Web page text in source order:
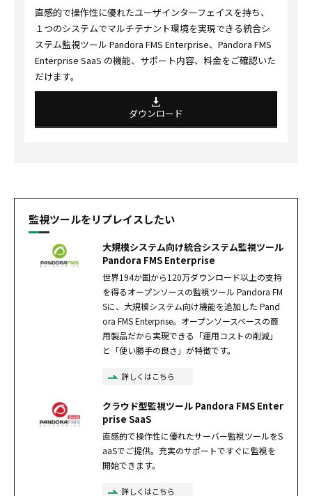
直感的で操作性に優れたユーザインターフェイスを持ち、
１つのシステムでマルチテナント環境を実現できる統合シ
ステム監視ツール Pandora FMS Enterprise、Pandora FMS
Enterprise SaaS の機能、サポート内容、料金をご確認いた
だけます。
ダウンロード
監視ツールをリプレイスしたい
大規模システム向け統合システム監視ツール
Pandora FMS Enterprise
世界194か国から120万ダウンロード以上の支持
を得るオープンソースの監視ツール Pandora FM
Sに、大規模システム向け機能を追加した Pand
ora FMS Enterprise。オープンソースベースの商
用製品だから実現できる「運用コストの削減」
と「使い勝手の良さ」が特徴です。
詳しくはこちら
クラウド型監視ツール Pandora FMS Enter
prise SaaS
直感的で操作性に優れたサーバー監視ツールをS
aaSでご提供。充実のサポートですぐに監視を
開始できます。
詳しくはこちら